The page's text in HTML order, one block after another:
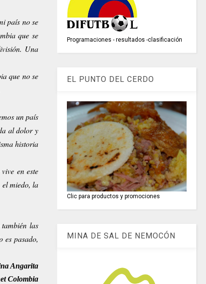
país no se
que se
Una
que no se
un país
al dolor y
historia
en este
el miedo, la
las
pasado,
Angarita
Colombia
Programaciones - resultados -clasificación
EL PUNTO DEL CERDO
Clic para productos y promociones
MINA DE SAL DE NEMOCÓN